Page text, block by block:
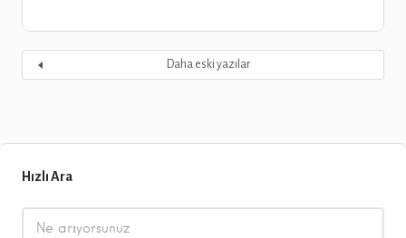
Daha eski yazılar
Hızlı Ara